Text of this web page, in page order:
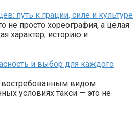
путь к грации, силе и культуре
не просто хореография, а целая
характер, историю и
и выбор для каждого
востребованным видом
условиях такси — это не